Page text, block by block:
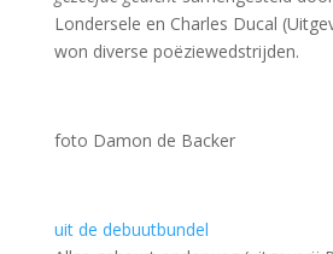
Londersele en Charles Ducal
won diverse poëziewedstrijden.
foto Damon de Backer
uit de debuutbundel